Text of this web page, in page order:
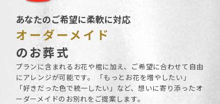
あなたのご希望に柔軟に対応
オーダーメイド
のお葬式
プランに含まれるお花や棺に加え、ご希望に合わせて自由
にアレンジが可能です。 「もっとお花を増やしたい」
「好きだった色で統一したい」など、想いに寄り添ったオ
ーダーメイドのお別れをご提案します。